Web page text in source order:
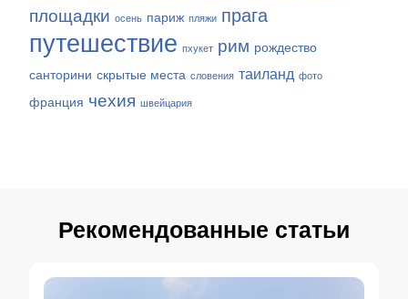
площадки осень париж пляжи прага
путешествие пхукет рим рождество
санторини скрытые места словения таиланд фото
франция чехия швейцария
Рекомендованные статьи